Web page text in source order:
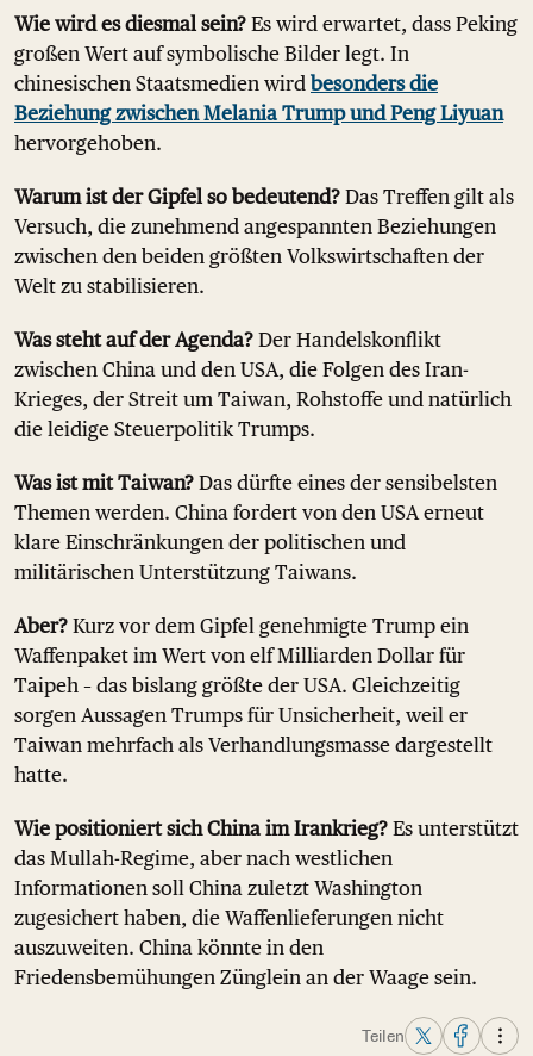
Wie wird es diesmal sein? Es wird erwartet, dass Peking
großen Wert auf symbolische Bilder legt. In
chinesischen Staatsmedien wird besonders die
Beziehung zwischen Melania Trump und Peng Liyuan
hervorgehoben.
Warum ist der Gipfel so bedeutend? Das Treffen gilt als
Versuch, die zunehmend angespannten Beziehungen
zwischen den beiden größten Volkswirtschaften der
Welt zu stabilisieren.
Was steht auf der Agenda? Der Handelskonflikt
zwischen China und den USA, die Folgen des Iran-
Krieges, der Streit um Taiwan, Rohstoffe und natürlich
die leidige Steuerpolitik Trumps.
Was ist mit Taiwan? Das dürfte eines der sensibelsten
Themen werden. China fordert von den USA erneut
klare Einschränkungen der politischen und
militärischen Unterstützung Taiwans.
Aber? Kurz vor dem Gipfel genehmigte Trump ein
Waffenpaket im Wert von elf Milliarden Dollar für
Taipeh – das bislang größte der USA. Gleichzeitig
sorgen Aussagen Trumps für Unsicherheit, weil er
Taiwan mehrfach als Verhandlungsmasse dargestellt
hatte.
Wie positioniert sich China im Irankrieg? Es unterstützt
das Mullah-Regime, aber nach westlichen
Informationen soll China zuletzt Washington
zugesichert haben, die Waffenlieferungen nicht
auszuweiten. China könnte in den
Friedensbemühungen Zünglein an der Waage sein.
Teilen